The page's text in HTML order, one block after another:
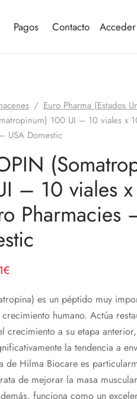
Pagos Contacto Acceder
/ Euro Pharma (Estados
100 UI – 10 viales x
USA Domestic
– 10 viales
Pharmacies
€
actual
es:
191€.
es un péptido muy
humano. Actúa
crecimiento a su etapa
la tendencia a
de Hilma Biocare es
de mejorar la masa
funciona como un